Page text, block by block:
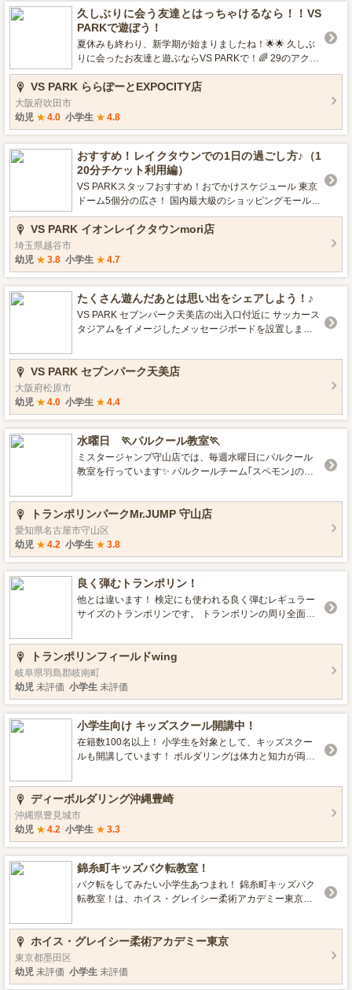
久しぶりに会う友達とはっちゃけるなら！！VS
PARKで遊ぼう！
夏休みも終わり、新学期が始まりましたね！🌟🌟 久しぶ
りに会ったお友達と遊ぶならVS PARKで！🌈 29のアクテ
ィビティで勝負してみませんか？🏃🏻‍♂️🏃🏻‍♀️ VS PARKで
は、無料でプラス30分遊べるキャンペーンを行っていま
信していくので、保存💓してチェックしてみてくださ
い！
VS PARK ららぽーとEXPOCITY店
大阪府吹田市
幼児 ★ 4.0 小学生 ★ 4.8
おすすめ！レイクタウンでの1日の過ごし方♪（1
20分チケット利用編）
VS PARKスタッフおすすめ！おでかけスケジュール 東京
ドーム5個分の広さ！ 国内最大級のショッピングモール
【イオンレイクタウン】や 周辺施設でのおすすめの過ご
し方をご紹介いたします！
VS PARK イオンレイクタウンmori店
埼玉県越谷市
幼児 ★ 3.8 小学生 ★ 4.7
たくさん遊んだあとは思い出をシェアしよう！♪
VS PARK セブンパーク天美店の出入口付近に サッカース
タジアムをイメージしたメッセージボードを設置しまし
アしよう！
VS PARK セブンパーク天美店
大阪府松原市
幼児 ★ 4.0 小学生 ★ 4.4
水曜日 🏃パルクール教室🏃
ミスタージャンプ守山店では、毎週水曜日にパルクール
教室を行っています✨ パルクールチーム｢スペモン｣の皆
る教室になります。 トランポリンや安全に着地できるマ
ット・飛び込みの練習に最適なスポンジプールなどを使
って楽しくパルクールを学びませんか？ ↓↓↓概要・参加の
申し込みはこちらから！↓↓↓ https://docs.google.com/form
s/d/e/1FAIpQLSfSTKc413absctDTkXklhrOcNmvKtVb1UC
z45b9AE1MTGhcqA/viewform
トランポリンパークMr.JUMP 守山店
愛知県名古屋市守山区
幼児 ★ 4.2 小学生 ★ 3.8
良く弾むトランポリン！
他とは違います！ 検定にも使われる良く弾むレギュラー
サイズのトランポリンです。 トランポリンの周り全面が
でとにかく楽しいです！ あなたはブレずに連続20回跳ぶ
事ができますか？是非チャレンジしてみてください。
トランポリンフィールドwing
岐阜県羽島郡岐南町
幼児 未評価 小学生 未評価
小学生向け キッズスクール開講中！
在籍数100名以上！ 小学生を対象として、キッズスクー
ルも開講しています！ ボルダリングは体力と知力が両方
ボルダリングジムを展開しており、安心で楽しい習い事
を行っています。 体験会を随時開催しています！ 詳しく
はこちら https://www.d-b-c.jp/top/kids_okinawa/
ディーボルダリング沖縄豊崎
沖縄県豊見城市
幼児 ★ 4.2 小学生 ★ 3.3
錦糸町キッズバク転教室！
バク転をしてみたい小学生あつまれ！ 錦糸町キッズバク
転教室！は、ホイス・グレイシー柔術アカデミー東京内
は誰でも参加可能！（身長・体重の制限はあります） 入
会金は無し、１クラス毎の申し込みなので、気軽にやっ
回数券がお得！ 厚さ20cmのマットに向かってバク転にチ
ャレンジしてみよう！
ホイス・グレイシー柔術アカデミー東京
東京都墨田区
幼児 未評価 小学生 未評価